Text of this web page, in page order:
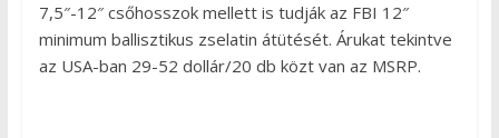
7,5″-12″ csőhosszok mellett is tudják az FBI 12″
minimum ballisztikus zselatin átütését. Árukat tekintve
az USA-ban 29-52 dollár/20 db közt van az MSRP.